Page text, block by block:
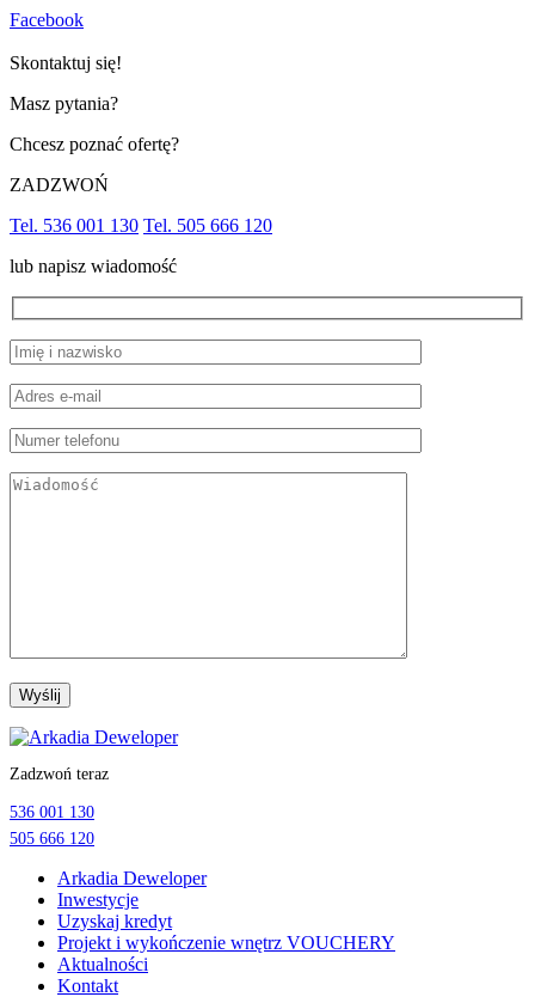
Facebook
Skontaktuj się!
Masz pytania?
Chcesz poznać ofertę?
ZADZWOŃ
Tel. 536 001 130 Tel. 505 666 120
lub napisz wiadomość
Przejdź
treści
Zadzwoń teraz
536 001 130
505 666 120
Arkadia Deweloper
Inwestycje
Uzyskaj kredyt
Projekt i wykończenie wnętrz VOUCHERY
Aktualności
Kontakt